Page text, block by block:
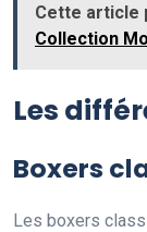
Cette article
Collection
Les
Boxers
Les boxers